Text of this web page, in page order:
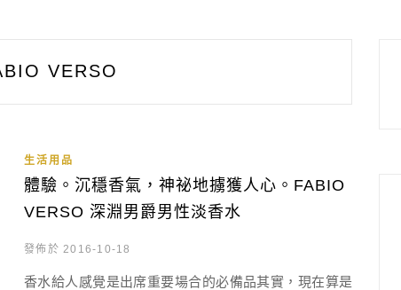
VERSO
生活用品
體驗。沉穩香氣，神祕地擄獲人心。FABIO
VERSO 深淵男爵男性淡香水
發佈於 2016-10-18
香水給人感覺是出席重要場合的必備品其實，現在算是